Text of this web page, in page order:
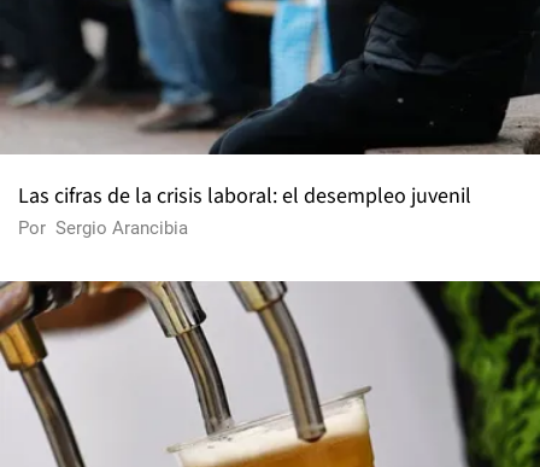
Las cifras de la crisis laboral: el desempleo juvenil
Por Sergio Arancibia